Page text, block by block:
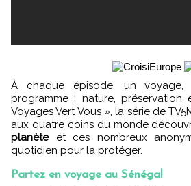
À chaque épisode, un voyage, des rencontres. Au
programme : nature, préservation
Voyages Vert Vous », la série de
aux quatre coins du monde
planèteet ces nombreux
quotidien pour la protéger.
Partez en voyage au Sénégal